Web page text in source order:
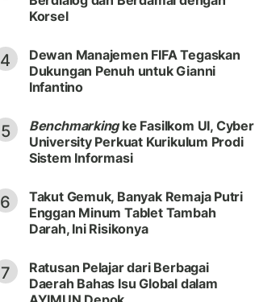
Korsel
4
Dewan Manajemen FIFA Tegaskan
Dukungan Penuh untuk Gianni
Infantino
5 Benchmarkingke Fasilkom UI, Cyber
University Perkuat Kurikulum Prodi
Sistem Informasi
6
Takut Gemuk, Banyak Remaja Putri
Enggan Minum Tablet Tambah
Darah, Ini Risikonya
7
Ratusan Pelajar dari Berbagai
Daerah Bahas Isu Global dalam